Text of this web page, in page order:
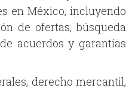
en México, incluyendo
de ofertas, búsqueda
acuerdos y garantías
derecho mercantil,